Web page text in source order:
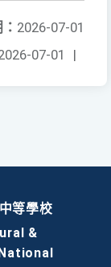
2026-07-01
07-01 |
等學校
&